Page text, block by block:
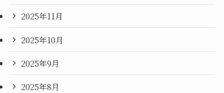
2025年11月
2025年10月
2025年9月
2025年8月